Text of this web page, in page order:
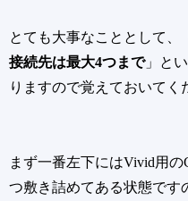
とても大事なこととして、
接続先は最大4つまで」と
りますので覚えておいてく
まず一番左下にはVivid用の
つ敷き詰めてある状態です